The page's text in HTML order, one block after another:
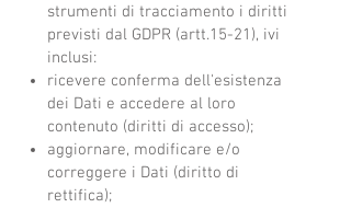
strumenti di tracciamento i diritti
previsti dal GDPR (artt.15-21), ivi
inclusi:
ricevere conferma dell'esistenza
dei Dati e accedere al loro
contenuto (diritti di accesso);
aggiornare, modificare e/o
correggere i Dati (diritto di
rettifica);